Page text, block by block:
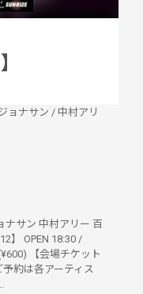
ョナサン / 中村アリ
ナサン 中村アリー 百
】 OPEN 18:30 /
【会場チケット
約は各アーティス